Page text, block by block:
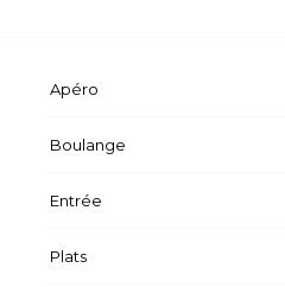
Apéro
Boulange
Entrée
Plats